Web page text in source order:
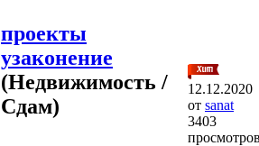
проекты
узаконение
(Недвижимость /
Сдам)
12.12.2020
от sanat
3403